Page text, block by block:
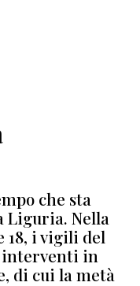
che sta
Liguria. Nella
18, i vigili del
interventi in
di cui la metà